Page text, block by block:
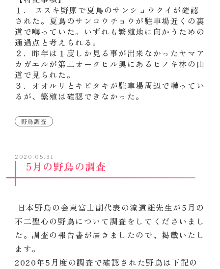
１． ススキ野原で夏鳥のサンショウクイが確認
された。夏鳥のサンコウチョウが駐車場近くの裏
道で囀っていた。いずれも繁殖地に向かうための
通過点と考えられる。
２．昨年は１度しか見る事が出来なかったヤマア
カガエルが第二オークヒル奥にあるヒノキ林の山
道で見られた。
３．オオルリとキビタキが駐車場周辺で囀ってい
るが、繁殖は確認できなかった。
野鳥調査
2020.05.31
5月の野鳥の調査
日本野鳥の会東富士副代表の滝道雄先生が5月の
不二聖心の野鳥について調査をしてくださいまし
た。調査の報告書が届きましたので、掲載いたし
ます。
2020年5月度の調査で確認された野鳥は下記の